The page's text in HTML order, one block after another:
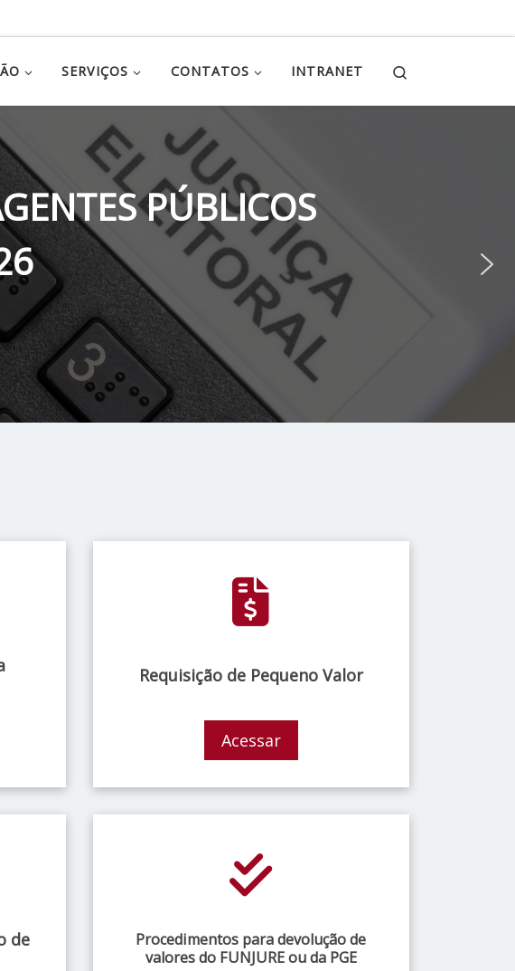
SERVIÇOS CONTATOS INTRANET
PÚBLICOS
Requisição de Pequeno Valor
Acessar
de
Procedimentos para devolução de
valores do FUNJURE ou da PGE